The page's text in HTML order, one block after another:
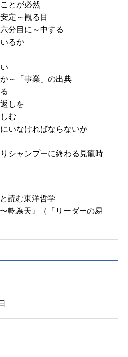
とが必然
定～観る目
分目に～中する
るか
～「事業」の出典
しを
む
いなければならないか
シャンプーに終わる見龍時
読む東洋哲学
乾為天』（『リーダーの易